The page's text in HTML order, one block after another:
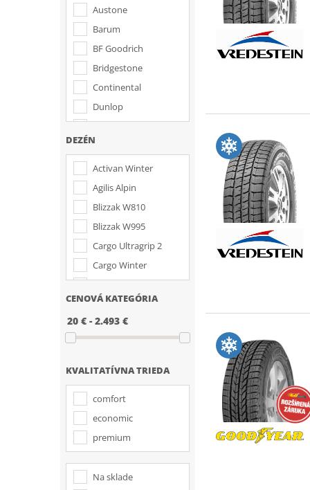
Austone
Barum
BF Goodrich
Bridgestone
Continental
Dunlop
Falken
Firestone
Fulda
Goodyear
Hankook
Kleber
Kormoran
Kumho
Laufenn
Linglong
Matador
Michelin
Nokian
Pirelli
Riken
Sailun
Sava
Sebring
DEZÉN
Activan Winter
Agilis Alpin
Blizzak W810
Blizzak W995
Cargo Ultragrip 2
Cargo Winter
Carrier Winter
Commercio Ice
Commercio Ice FS
Comtrac 2 Winter
Conveo Trac 2
Conveo Trac 3
Duravis Van Winter
Endure WSL1
CENOVÁ KATEGÓRIA
KVALITATÍVNA TRIEDA
comfort
economic
premium
Na sklade